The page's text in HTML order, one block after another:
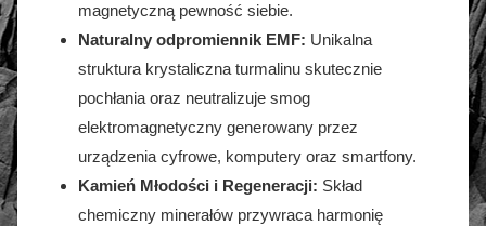
magnetyczną pewność siebie.
Naturalny odpromiennik EMF: Unikalna
struktura krystaliczna turmalinu skutecznie
pochłania oraz neutralizuje smog
elektromagnetyczny generowany przez
urządzenia cyfrowe, komputery oraz smartfony.
Kamień Młodości i Regeneracji: Skład
chemiczny minerałów przywraca harmonię